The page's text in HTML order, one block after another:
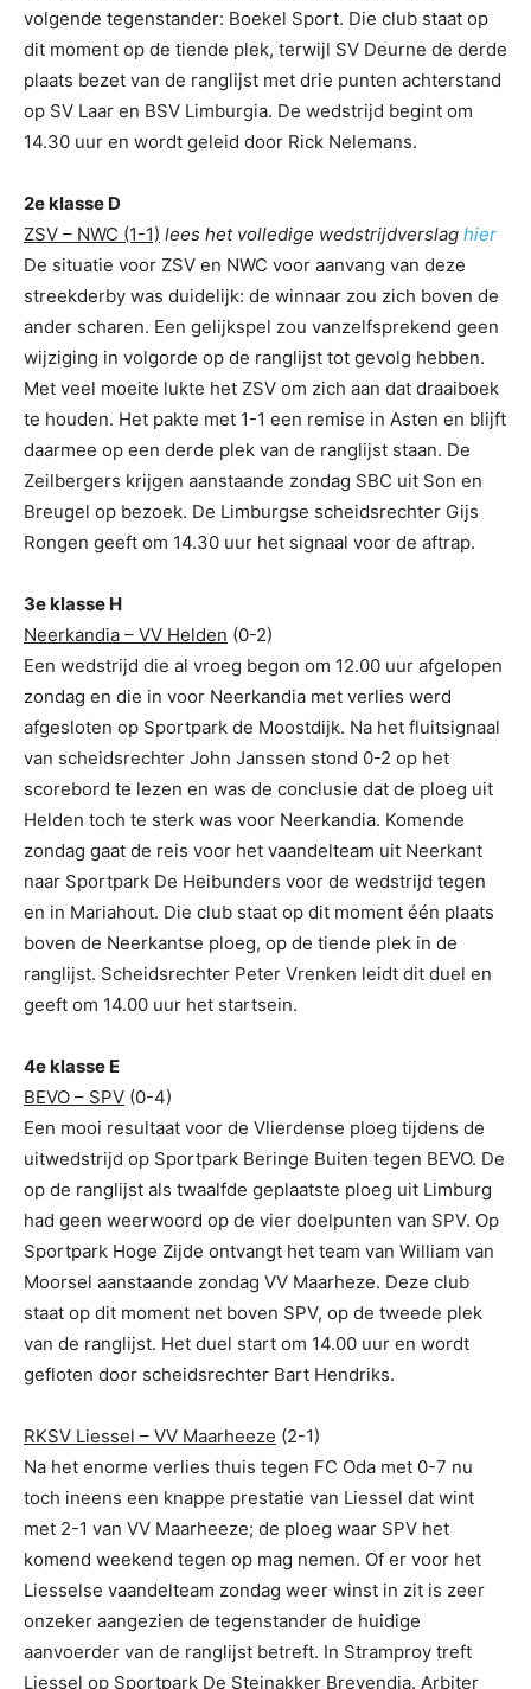
volgende tegenstander: Boekel Sport. Die club staat op
dit moment op de tiende plek, terwijl SV Deurne de derde
plaats bezet van de ranglijst met drie punten achterstand
op SV Laar en BSV Limburgia. De wedstrijd begint om
14.30 uur en wordt geleid door Rick Nelemans.
2e klasse D
ZSV – NWC (1-1) lees het volledige wedstrijdverslag hier
De situatie voor ZSV en NWC voor aanvang van deze
streekderby was duidelijk: de winnaar zou zich boven de
ander scharen. Een gelijkspel zou vanzelfsprekend geen
wijziging in volgorde op de ranglijst tot gevolg hebben.
Met veel moeite lukte het ZSV om zich aan dat draaiboek
te houden. Het pakte met 1-1 een remise in Asten en blijft
daarmee op een derde plek van de ranglijst staan. De
Zeilbergers krijgen aanstaande zondag SBC uit Son en
Breugel op bezoek. De Limburgse scheidsrechter Gijs
Rongen geeft om 14.30 uur het signaal voor de aftrap.
3e klasse H
Neerkandia – VV Helden (0-2)
Een wedstrijd die al vroeg begon om 12.00 uur afgelopen
zondag en die in voor Neerkandia met verlies werd
afgesloten op Sportpark de Moostdijk. Na het fluitsignaal
van scheidsrechter John Janssen stond 0-2 op het
scorebord te lezen en was de conclusie dat de ploeg uit
Helden toch te sterk was voor Neerkandia. Komende
zondag gaat de reis voor het vaandelteam uit Neerkant
naar Sportpark De Heibunders voor de wedstrijd tegen
en in Mariahout. Die club staat op dit moment één plaats
boven de Neerkantse ploeg, op de tiende plek in de
ranglijst. Scheidsrechter Peter Vrenken leidt dit duel en
geeft om 14.00 uur het startsein.
4e klasse E
BEVO – SPV (0-4)
Een mooi resultaat voor de Vlierdense ploeg tijdens de
uitwedstrijd op Sportpark Beringe Buiten tegen BEVO. De
op de ranglijst als twaalfde geplaatste ploeg uit Limburg
had geen weerwoord op de vier doelpunten van SPV. Op
Sportpark Hoge Zijde ontvangt het team van William van
Moorsel aanstaande zondag VV Maarheze. Deze club
staat op dit moment net boven SPV, op de tweede plek
van de ranglijst. Het duel start om 14.00 uur en wordt
gefloten door scheidsrechter Bart Hendriks.
RKSV Liessel – VV Maarheeze (2-1)
Na het enorme verlies thuis tegen FC Oda met 0-7 nu
toch ineens een knappe prestatie van Liessel dat wint
met 2-1 van VV Maarheeze; de ploeg waar SPV het
komend weekend tegen op mag nemen. Of er voor het
Liesselse vaandelteam zondag weer winst in zit is zeer
onzeker aangezien de tegenstander de huidige
aanvoerder van de ranglijst betreft. In Stramproy treft
Liessel op Sportpark De Steinakker Brevendia. Arbiter